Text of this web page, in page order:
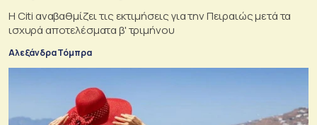
Η Citi αναβαθμίζει τις εκτιμήσεις για την Πειραιώς μετά τα
ισχυρά αποτελέσματα β' τριμήνου
Αλεξάνδρα Τόμπρα